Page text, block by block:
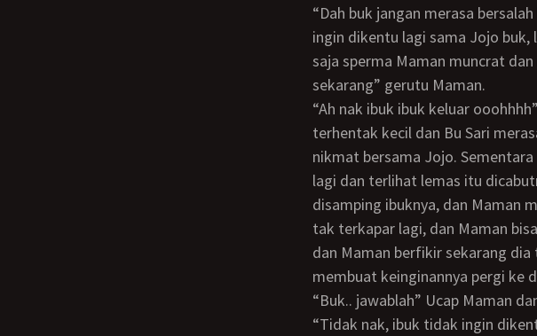
“Dah buk jangan merasa bersalah buk, Maman gapapa kok buk, oh ya buk apa ibuk
ingin dikentu lagi sama Jojo buk,
saja sperma Maman muncrat
sekarang” gerutu Maman.
“Ah nak ibuk ibuk keluar ooohhhh” Desah Bu Sari meraih klimaksnya dan tubuhnya
terhentak kecil dan Bu Sari
nikmat bersama Jojo.
lagi dan terlihat lemas itu
disamping ibuknya, dan Maman
tak terkapar lagi, dan Maman
dan Maman berfikir sekarang
membuat keinginannya pergi ke
“Buk.. jawablah” Ucap Maman
“Tidak nak, ibuk tidak ingin dikentu sama Jojo, toh ibuk sudah merasa puas